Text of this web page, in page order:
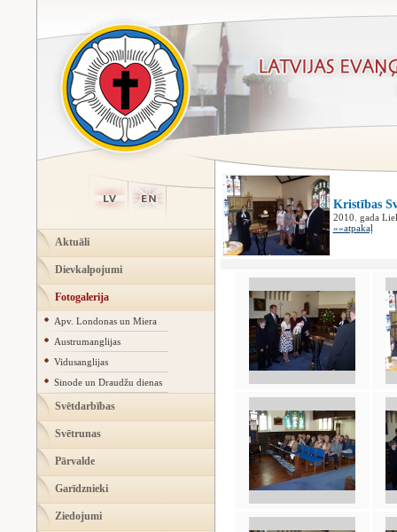
Aktuāli
Dievkalpojumi
Fotogalerija
Apv. Londonas un Miera
Austrumanglijas
Vidusanglijas
Sinode un Draudžu dienas
Svētdarbības
Svētrunas
Pārvalde
Garīdznieki
Ziedojumi
Kristības
2010. gada
««atpakaļ